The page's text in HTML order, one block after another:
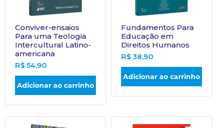
Conviver-ensaios
Para uma Teologia
Intercultural Latino-
americana
R$ 54,90
Adicionar ao carrinho
Fundamentos Para
Educação em
Direitos Humanos
R$ 38,90
Adicionar ao carrinho